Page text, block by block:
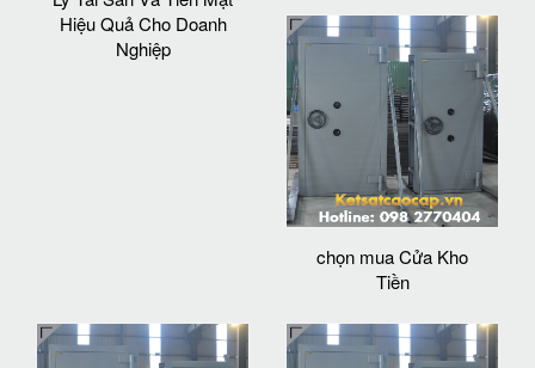
Hiệu Quả Cho Doanh
Nghiệp
chọn mua Cửa Kho
Tiền